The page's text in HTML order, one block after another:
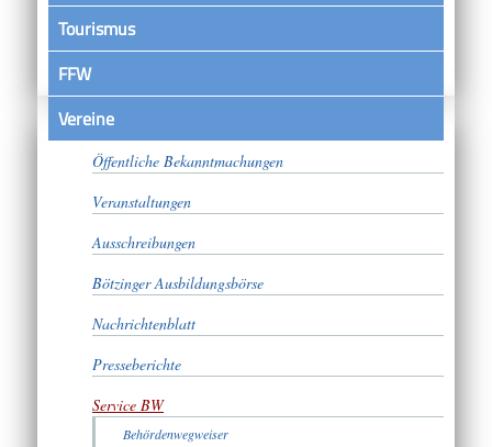
Tourismus
FFW
VereineSatzungen
Öffentliche Bekanntmachungen
Veranstaltungen
Ausschreibungen
Bötzinger Ausbildungsbörse
Nachrichtenblatt
Presseberichte
Service BW
Behördenwegweiser